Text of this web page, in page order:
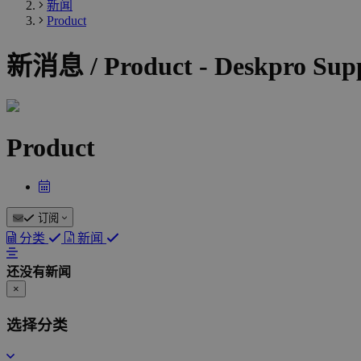
新闻
Product
新消息 / Product - Deskpro
Product
订阅
分类 新闻
还没有新闻
×
选择分类